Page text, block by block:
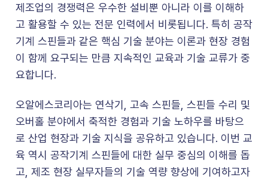
제조업의 경쟁력은 우수한 설비뿐 아니라 이를 이해하
고 활용할 수 있는 전문 인력에서 비롯됩니다. 특히 공작
기계 스핀들과 같은 핵심 기술 분야는 이론과 현장 경험
이 함께 요구되는 만큼 지속적인 교육과 기술 교류가 중
요합니다.
오알에스코리아는 연삭기, 고속 스핀들, 스핀들 수리 및
오버홀 분야에서 축적한 경험과 기술 노하우를 바탕으
로 산업 현장과 기술 지식을 공유하고 있습니다. 이번 교
육 역시 공작기계 스핀들에 대한 실무 중심의 이해를 돕
고, 제조 현장 실무자들의 기술 역량 향상에 기여하고자